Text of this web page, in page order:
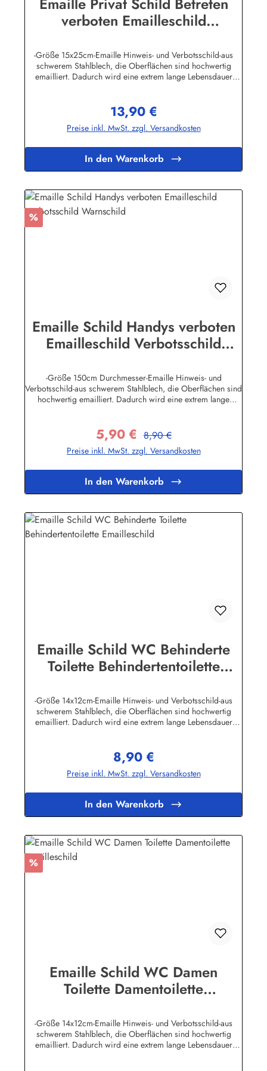
verboten Emailleschild
-Größe 15x25cm-Emaille Hinweis- und Verbotsschild-aus
schwerem Stahlblech, die Oberflächen sind hochwertig
emailliert. Dadurch wird eine extrem lange Lebensdauer
enthalten sind, dürfen nur lose angezogen werden, weil sonst
die Lackierung abplatzen kann-Die Emailleschilder können
auch nach Wunsch gefertigt werdenHier geht's zu den
WunschtextHerstellerinformationen:Buddel-Bini Inh. Eda
Binikowski e.K.Meddenwarf 1a22457
Hamburginfo@buddel.de
Regulärer Preis:
13,90 €
Preise inkl. MwSt. zzgl. Versandkosten
In den Warenkorb
Rabatt
%
Emaille Schild Handys verboten
Emailleschild Verbotsschild
-Größe 150cm Durchmesser-Emaille Hinweis- und
Verbotsschild-aus schwerem Stahlblech, die Oberflächen sind
hochwertig emailliert. Dadurch wird eine extrem lange
Lieferumfang enthalten sind, dürfen nur lose angezogen
werden, weil sonst die Lackierung abplatzen kann-Die
Emailleschilder können auch nach Wunsch gefertigt
WunschtextHerstellerinformationen:Buddel-Bini Inh. Eda
Binikowski e.K.Meddenwarf 1a22457
Hamburginfo@buddel.de
Verkaufspreis:
5,90 € Regulärer Preis:
8,90 €
Preise inkl. MwSt. zzgl. Versandkosten
In den Warenkorb
Emaille Schild WC Behinderte
Toilette Behindertentoilette
-Größe 14x12cm-Emaille Hinweis- und Verbotsschild-aus
schwerem Stahlblech, die Oberflächen sind hochwertig
emailliert. Dadurch wird eine extrem lange Lebensdauer
enthalten sind, dürfen nur lose angezogen werden, weil sonst
die Lackierung abplatzen kann-Die Emailleschilder können
auch nach Wunsch gefertigt werdenHier geht's zu den
WunschtextHerstellerinformationen:Buddel-Bini Inh. Eda
Binikowski e.K.Meddenwarf 1a22457
Hamburginfo@buddel.de
Regulärer Preis:
8,90 €
Preise inkl. MwSt. zzgl. Versandkosten
In den Warenkorb
Rabatt
%
Emaille Schild WC Damen
Toilette Damentoilette
-Größe 14x12cm-Emaille Hinweis- und Verbotsschild-aus
schwerem Stahlblech, die Oberflächen sind hochwertig
emailliert. Dadurch wird eine extrem lange Lebensdauer